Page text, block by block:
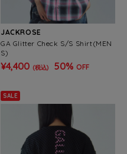
JACKROSE
GA Glitter Check S/S Shirt(MEN
S)
¥4,400 (税込) 50% OFF
SALE